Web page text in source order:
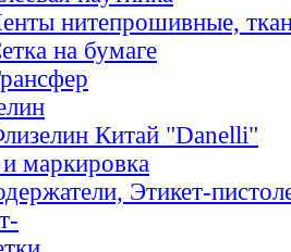
нитепрошивные,
на бумаге
Китай "Danelli"
маркировка
Этикет-